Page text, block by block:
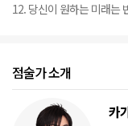
12. 당신이 원하는 미래는
점술가 소개
카